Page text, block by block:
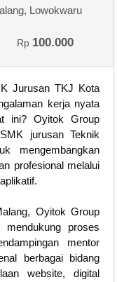
Lowokwaru
Rp 100.000
Jurusan TKJ Kota
kerja nyata
ini? Oyitok Group
jurusan Teknik
mengembangkan
profesional melalui
Oyitok Group
mendukung proses
mentor
berbagai bidang
website, digital